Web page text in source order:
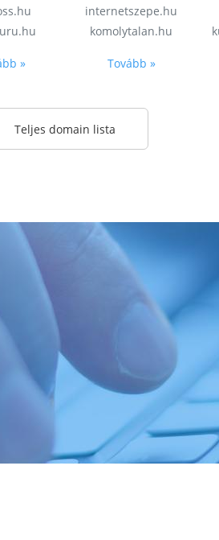
»
internetszepe.hu
komolytalan.hu
Tovább »
Teljes domain lista